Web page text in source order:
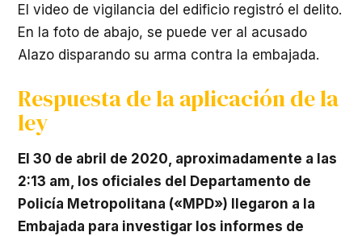
El video de vigilancia del edificio registró el delito.
En la foto de abajo, se puede ver al acusado
Alazo disparando su arma contra la embajada.
Respuesta de la aplicación de la
ley
El 30 de abril de 2020, aproximadamente a las
2:13 am, los oficiales del Departamento de
Policía Metropolitana («MPD») llegaron a la
Embajada para investigar los informes de